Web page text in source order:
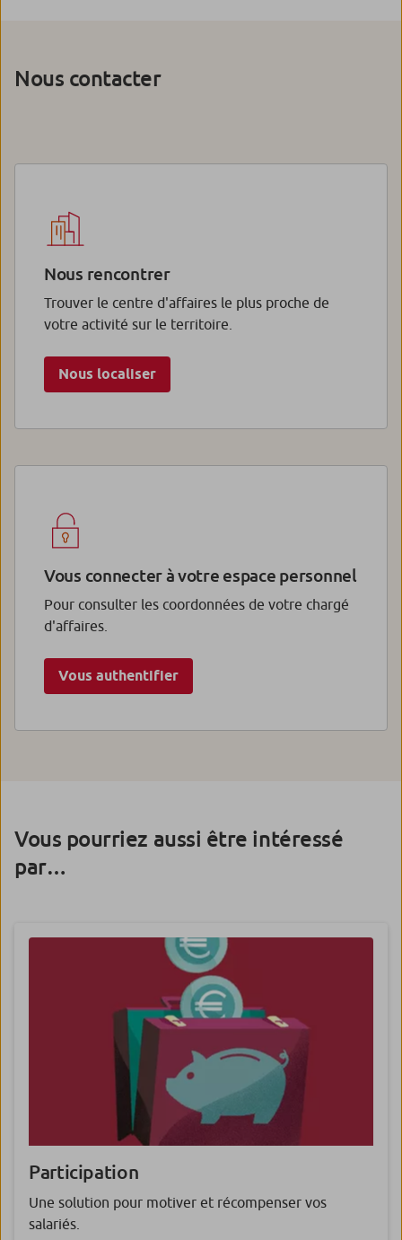
Nous contacter
Nous rencontrer
Trouver le centre d'affaires le plus proche de
votre activité sur le territoire.
Nous localiser
Vous connecter à votre espace personnel
Pour consulter les coordonnées de votre chargé
d'affaires.
Vous authentifier
Vous pourriez aussi être intéressé
par…
Participation
Une solution pour motiver et récompenser vos
salariés.